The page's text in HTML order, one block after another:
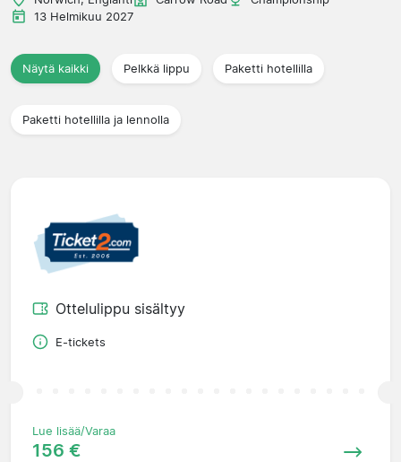
13 Helmikuu 2027
Näytä kaikki Pelkkä lippu Paketti hotellilla
Paketti hotellilla ja lennolla
Ottelulippu sisältyy
E-tickets
Lue lisää/Varaa
156 €